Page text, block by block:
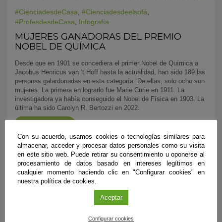
#CienciadesdeCasa, #Cienciadesdeelsofá,
#ProfesdesdeCasa, Infografía
MUJERES GANADORAS DEL PREMIO
NOBEL DE QUÍMICA
Desde que en 1901 se concediera el primer Nobel de Química a
Jacobus Henricus van ‘t Hoff hasta la actualidad, han sido 189 las
personas galardonadas en esta categoría. De ellas, solo ocho son
mujeres. La primera en lograrlo fue Marie Curie en 1911. La
investigadora ya había conseguido el Nobel de Física en 1903. La
última ha sido Carolyn R. Bertozzi en 2022.
Con su acuerdo, usamos cookies o tecnologías similares para
almacenar, acceder y procesar datos personales como su visita
en este sitio web. Puede retirar su consentimiento u oponerse al
procesamiento de datos basado en intereses legítimos en
cualquier momento haciendo clic en "Configurar cookies" en
nuestra política de cookies.
Aceptar
Configurar cookies